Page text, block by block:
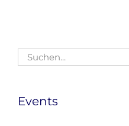
Suche
nach:
Events